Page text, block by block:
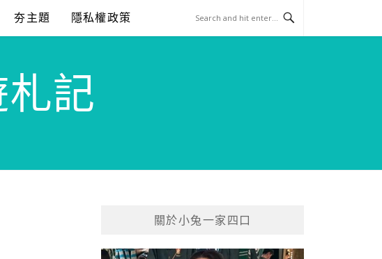
夯主題 隱私權政策
記
關於小兔一家四口